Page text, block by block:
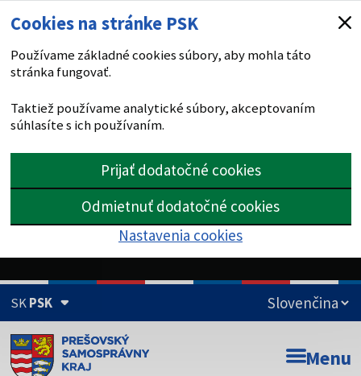
Cookies na stránke PSK
Používame základné cookies súbory, aby mohla táto
stránka fungovať.
Taktiež používame analytické súbory, akceptovaním
súhlasíte s ich používaním.
Prijať dodatočné cookies
Odmietnuť dodatočné cookies
Nastavenia cookies
SKPSK
Doména psk.sk je oficiálna Menu